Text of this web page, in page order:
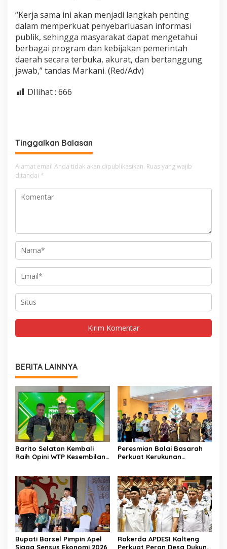
“Kerja sama ini akan menjadi langkah penting
dalam memperkuat penyebarluasan informasi
publik, sehingga masyarakat dapat mengetahui
berbagai program dan kebijakan pemerintah
daerah secara terbuka, akurat, dan bertanggung
jawab,” tandas Markani. (Red/Adv)
DIlihat : 666
Tinggalkan Balasan
Alamat email Anda tidak akan dipublikasikan. Ruas yang wajib
ditandai *
BERITA LAINNYA
Barito Selatan Kembali
Raih Opini WTP Kesembilan
Peresmian Balai Basarah
Perkuat Kerukunan
Bupati Barsel Pimpin Apel
Siaga Sensus Ekonomi 2026
Rakerda APDESI Kalteng
Perkuat Peran Desa Dukung